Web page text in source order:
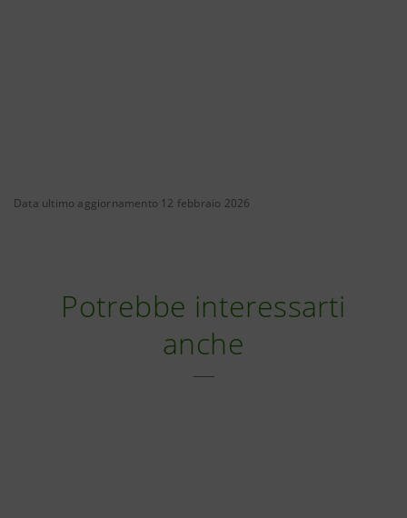
Data ultimo aggiornamento 12 febbraio 2026
Potrebbe interessarti
anche